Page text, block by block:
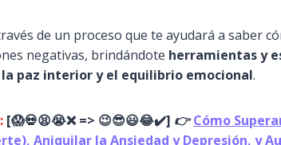
de un proceso que te ayudará a saber
negativas, brindándote herramientas y
paz interior y el equilibrio emocional.
[😱💀😫😭❌ => 😉😎😃😂✔️] 👉 Cómo
Aniquilar la Ansiedad y Depresión, y